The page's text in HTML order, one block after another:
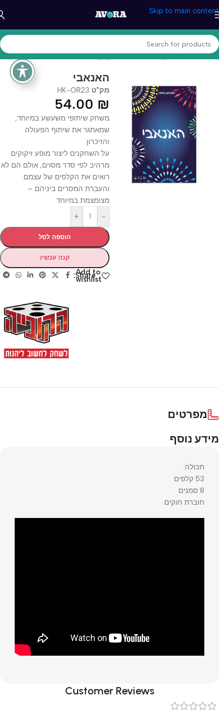
Skip to main content
עמוד הבית/משחקים וצעצעים/משחקי קופסא
האנאבי
מק"ט HK-OR23
54.00 ₪
משחק שיתופי משעשע במיוחד,
שמאתגר את שיתוף הפעולה
והזיכרון.
על השחקנים ליצור מופע זיקוקים
מרהיב לפי סדר מסוים, אולם הם לא
רואים את הקלפים של עצמם
והעברת המסרים ביניהם –
מצומצמת במיוחד.
-
+
הוספה לסל
קנה עכשיו
Add to
wishlist
Share:
מפרטים
מידע נוסף
תכולה:
53 קלפים
8 סמנים
חוברת חוקים
Customer Reviews